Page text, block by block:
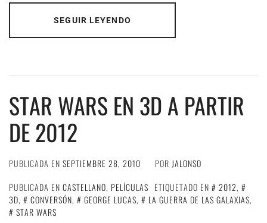
SEGUIR LEYENDO
STAR WARS EN 3D A PARTIR
DE 2012
PUBLICADA EN SEPTIEMBRE 28, 2010 POR JALONSO
PUBLICADA EN CASTELLANO, PELÍCULAS ETIQUETADO EN 2012,
3D, CONVERSÓN, GEORGE LUCAS, LA GUERRA DE LAS GALAXIAS,
STAR WARS